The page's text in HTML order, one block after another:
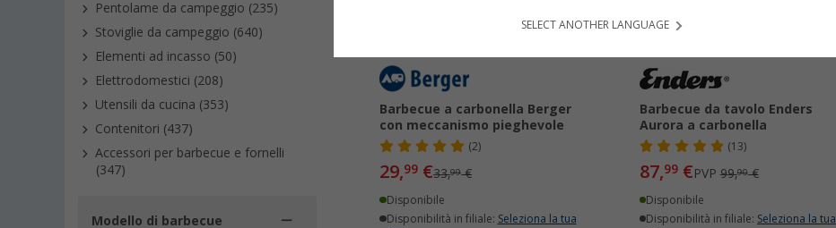
Pentolame da campeggio (235)
Stoviglie da campeggio (640)
Elementi ad incasso (50)
Elettrodomestici (208)
Utensili da cucina (353)
Contenitori (437)
Accessori per barbecue e fornelli
(347)
Modello di barbecue
Barbecue a carbonella Berger
con meccanismo pieghevole
(2)
29,99 €33,99€
Disponibile
Disponibilità in filiale: Seleziona la tua
Barbecue da tavolo Enders
Aurora a carbonella
(13)
87,99€PVP99,90€
Disponibile
Disponibilità in filiale: Seleziona la tua
SELECT ANOTHER LANGUAGE